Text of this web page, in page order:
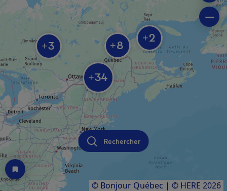
+2
+3 +8
+34
© Bonjour Québec | © HERE 2026
Rechercher